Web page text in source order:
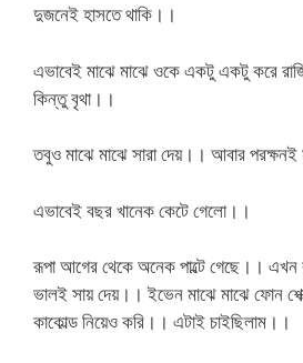
দুজনেই হাসতে থাকি।।
এভাবেই মাঝে মাঝে ওকে একটু একটু করে
কিন্তু বৃথা।।
তবুও মাঝে মাঝে সারা দেয়।। আবার
এভাবেই বছর খানেক কেটে গেলো।।
রূপা আগের থেকে অনেক পাল্টে গেছে।। এখন
ভালই সায় দেয়।। ইভেন মাঝে মাঝে ফোন
কাকোল্ড নিয়েও করি।। এটাই চাইছিলাম।।